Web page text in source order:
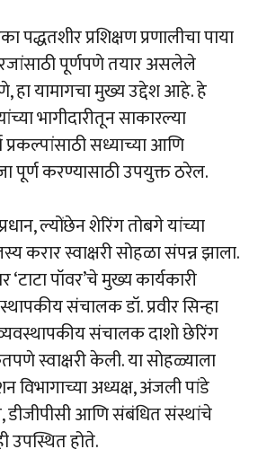
पद्धतशीर प्रशिक्षण प्रणालीचा पाया
पूर्णपणे तयार असलेले
हा यामागचा मुख्य उद्देश आहे. हे
भागीदारीतून साकारल्या
प्रकल्पांसाठी सध्याच्या आणि
पूर्ण करण्यासाठी उपयुक्त ठरेल.
ल्योंछेन शेरिंग तोबगे यांच्या
करार स्वाक्षरी सोहळा संपन्न झाला.
पॉवर’चे मुख्य कार्यकारी
संचालक डॉ. प्रवीर सिन्हा
संचालक दाशो छेरिंग
स्वाक्षरी केली. या सोहळ्याला
विभागाच्या अध्यक्ष, अंजली पांडे
डीजीपीसी आणि संबंधित संस्थांचे
उपस्थित होते.